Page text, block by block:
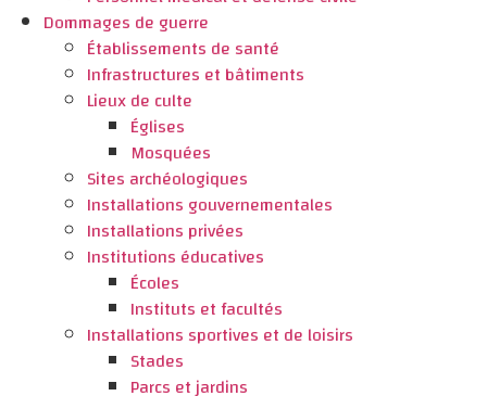
Dommages de guerre
Établissements de santé
Infrastructures et bâtiments
Lieux de culte
Églises
Mosquées
Sites archéologiques
Installations gouvernementales
Installations privées
Institutions éducatives
Écoles
Instituts et facultés
Installations sportives et de loisirs
Stades
Parcs et jardins